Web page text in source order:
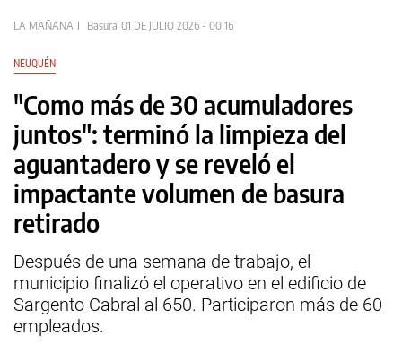
LA MAÑANA Basura 01 DE JULIO 2026 - 00:16
NEUQUÉN
"Como más de 30 acumuladores
juntos": terminó la limpieza del
aguantadero y se reveló el
impactante volumen de basura
retirado
Después de una semana de trabajo, el
municipio finalizó el operativo en el edificio de
Sargento Cabral al 650. Participaron más de 60
empleados.